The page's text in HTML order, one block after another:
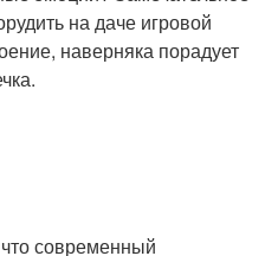
на даче игровой
наверняка порадует
современный